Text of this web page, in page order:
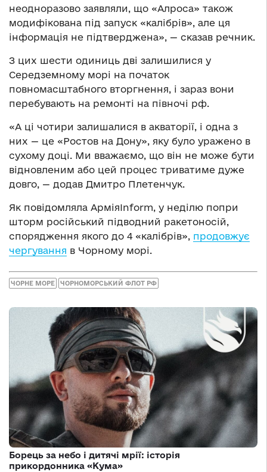
неодноразово заявляли, що «Алроса» також
модифікована під запуск «калібрів», але ця
інформація не підтверджена», — сказав речник.
З цих шести одиниць дві залишилися у
Середземному морі на початок
повномасштабного вторгнення, і зараз вони
перебувають на ремонті на півночі рф.
«А ці чотири залишалися в акваторії, і одна з
них — це «Ростов на Дону», яку було уражено в
сухому доці. Ми вважаємо, що він не може бути
відновленим або цей процес триватиме дуже
довго, — додав Дмитро Плетенчук.
Як повідомляла АрміяInform, у неділю попри
шторм російський підводний ракетоносій,
спорядження якого до 4 «калібрів», продовжує
чергування в Чорному морі.
ЧОРНЕ МОРЕ ЧОРНОМОРСЬКИЙ ФЛОТ РФ
Борець за небо і дитячі мрії: історія
прикордонника «Кума»